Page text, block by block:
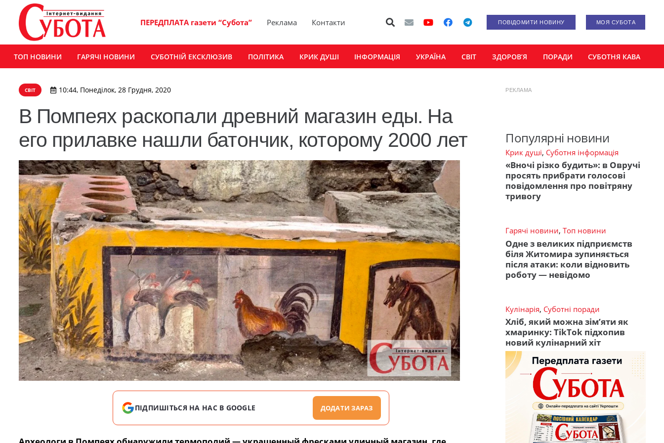
ПЕРЕДПЛАТА газети “Субота” Реклама Контакти ПОВІДОМИТИ НОВИНУ МОЯ СУБОТА
ТОП НОВИНИ ГАРЯЧІ НОВИНИ СУБОТНІЙ ЕКСКЛЮЗИВ ПОЛІТИКА КРИК ДУШІ ІНФОРМАЦІЯ УКРАЇНА СВІТ ЗДОРОВ’Я ПОРАДИ СУБОТНЯ КАВА
СВІТ 10:44, Понеділок, 28 Грудня, 2020
В Помпеях раскопали древний магазин еды. На
его прилавке нашли батончик, которому 2000 лет
ПІДПИШІТЬСЯ НА НАС В GOOGLE ДОДАТИ ЗАРАЗ
РЕКЛАМА
Популярні новини
Крик душі, Суботня інформація
«Вночі різко будить»: в Овручі
просять прибрати голосові
повідомлення про повітряну
тривогу
Гарячі новини, Топ новини
Одне з великих підприємств
біля Житомира зупиняється
після атаки: коли відновить
роботу — невідомо
Кулінарія, Суботні поради
Хліб, який можна зім’яти як
хмаринку: TikTok підхопив
новий кулінарний хіт